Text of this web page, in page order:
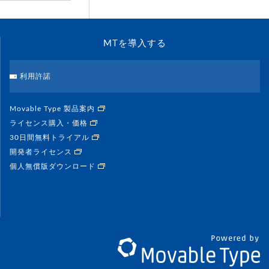
MTを導入する
利用許諾
Movable Type 製品案内
ライセンス購入・価格
30日間無料トライアル
開発者ライセンス
個人無償版ダウンロード